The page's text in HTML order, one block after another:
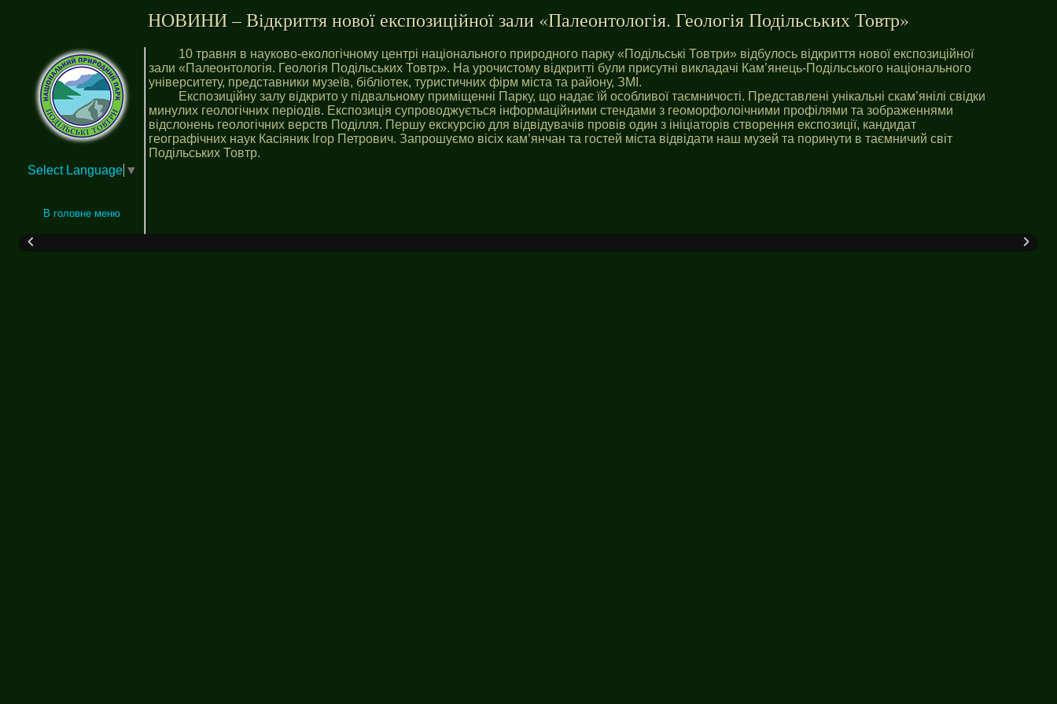
НОВИНИ – Відкриття нової експозиційної зали «Палеонтологія. Геологія Подільських Товтр»
Select Language ▼
В головне меню
10 травня в науково-екологічному центрі національного природного парку «Подільські Товтри» відбулось відкриття нової експозиційної
зали «Палеонтологія. Геологія Подільських Товтр». На урочистому відкритті були присутні викладачі Кам’янець-Подільського національного
університету, представники музеїв, бібліотек, туристичних фірм міста та району, ЗМІ.
Експозиційну залу відкрито у підвальному приміщенні Парку, що надає їй особливої таємничості. Представлені унікальні скам’янілі свідки
минулих геологічних періодів. Експозиція супроводжується інформаційними стендами з геоморфолоічними профілями та зображеннями
відслонень геологічних верств Поділля. Першу екскурсію для відвідувачів провів один з ініціаторів створення експозиції, кандидат
географічних наук Касіяник Ігор Петрович. Запрошуємо вісіх кам’янчан та гостей міста відвідати наш музей та поринути в таємничий світ
Подільських Товтр.